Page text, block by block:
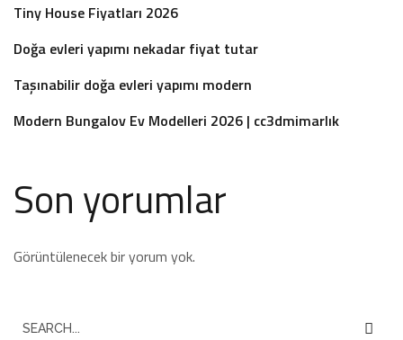
Tiny House Fiyatları 2026
Doğa evleri yapımı nekadar fiyat tutar
Taşınabilir doğa evleri yapımı modern
Modern Bungalov Ev Modelleri 2026 | cc3dmimarlık
Son yorumlar
Görüntülenecek bir yorum yok.